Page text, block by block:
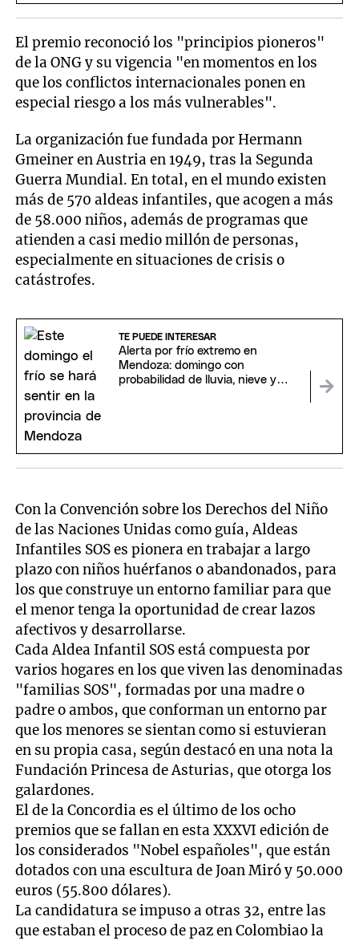
El premio reconoció los "principios pioneros"
de la ONG y su vigencia "en momentos en los
que los conflictos internacionales ponen en
especial riesgo a los más vulnerables".
La organización fue fundada por Hermann
Gmeiner en Austria en 1949, tras la Segunda
Guerra Mundial. En total, en el mundo existen
más de 570 aldeas infantiles, que acogen a más
de 58.000 niños, además de programas que
atienden a casi medio millón de personas,
especialmente en situaciones de crisis o
catástrofes.
TE PUEDE INTERESAR
Alerta por frío extremo en
Mendoza: domingo con
probabilidad de lluvia, nieve y
Con la Convención sobre los Derechos del Niño
de las Naciones Unidas como guía, Aldeas
Infantiles SOS es pionera en trabajar a largo
plazo con niños huérfanos o abandonados, para
los que construye un entorno familiar para que
el menor tenga la oportunidad de crear lazos
afectivos y desarrollarse.
Cada Aldea Infantil SOS está compuesta por
varios hogares en los que viven las denominadas
"familias SOS", formadas por una madre o
padre o ambos, que conforman un entorno par
que los menores se sientan como si estuvieran
en su propia casa, según destacó en una nota la
Fundación Princesa de Asturias, que otorga los
galardones.
El de la Concordia es el último de los ocho
premios que se fallan en esta XXXVI edición de
los considerados "Nobel españoles", que están
dotados con una escultura de Joan Miró y 50.000
euros (55.800 dólares).
La candidatura se impuso a otras 32, entre las
que estaban el proceso de paz en Colombiao la